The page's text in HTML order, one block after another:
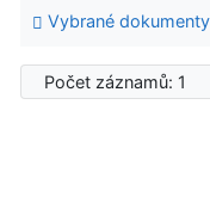
Vybrané dokumenty
Počet záznamů: 1